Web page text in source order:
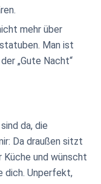
mehr über
Man ist
„Gute Nacht“
da, die
Da draußen sitzt
Küche und wünscht
dich. Unperfekt,